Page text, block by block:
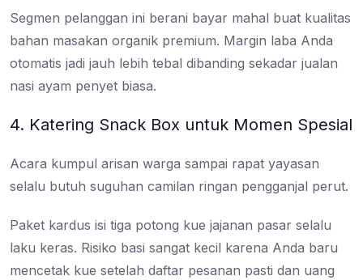
Segmen pelanggan ini berani bayar mahal buat kualitas
bahan masakan organik premium. Margin laba Anda
otomatis jadi jauh lebih tebal dibanding sekadar jualan
nasi ayam penyet biasa.
4. Katering Snack Box untuk Momen Spesial
Acara kumpul arisan warga sampai rapat yayasan
selalu butuh suguhan camilan ringan pengganjal perut.
Paket kardus isi tiga potong kue jajanan pasar selalu
laku keras. Risiko basi sangat kecil karena Anda baru
mencetak kue setelah daftar pesanan pasti dan uang